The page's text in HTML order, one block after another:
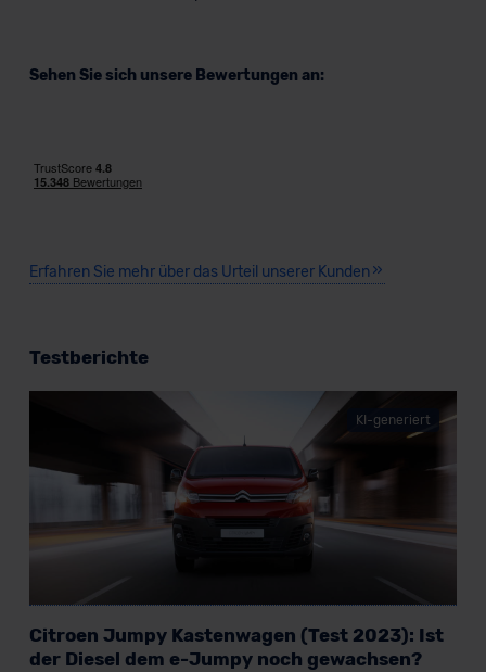
Sehen Sie sich unsere Bewertungen an:
Erfahren Sie mehr über das Urteil unserer Kunden
Testberichte
KI-generiert
Citroen Jumpy Kastenwagen (Test 2023): Ist
der Diesel dem e-Jumpy noch gewachsen?